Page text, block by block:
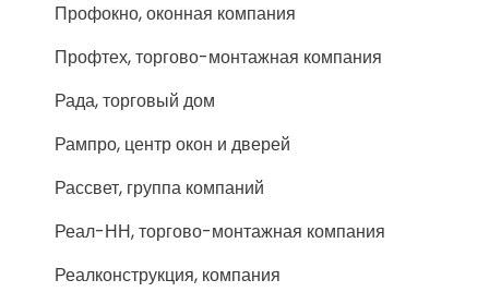
Профокно, оконная компания
Профтех, торгово-монтажная компания
Рада, торговый дом
Рампро, центр окон и дверей
Рассвет, группа компаний
Реал-НН, торгово-монтажная компания
Реалконструкция, компания